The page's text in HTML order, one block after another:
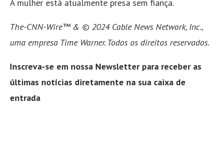
A mulher está atualmente presa sem fiança.
The-CNN-Wire™ & © 2024 Cable News Network, Inc.,
uma empresa Time Warner. Todos os direitos reservados.
Inscreva-se em nossa Newsletter para receber as
últimas notícias diretamente na sua caixa de
entrada